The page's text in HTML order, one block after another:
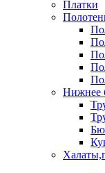
Платки
Нижнее